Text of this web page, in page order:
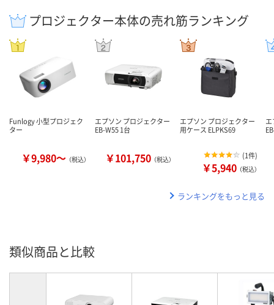
プロジェクター本体の売れ筋ランキング
Funlogy 小型プロジェク
ター
￥9,980～ （税込）
エプソン プロジェクター
EB-W55 1台
￥101,750 （税込）
エプソン プロジェクター
用ケース ELPKS69
(1件)
￥5,940 （税込）
ランキングをもっと見る
類似商品と比較